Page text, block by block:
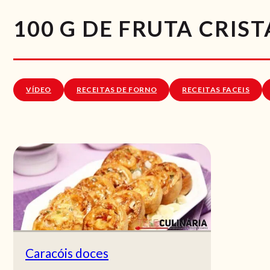
100 G DE FRUTA
VÍDEO RECEITAS DE FORNO RECEITAS FACEIS
Caracóis doces